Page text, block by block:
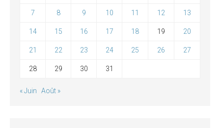
7 8 9 10 11 12 13
14 15 16 17 18 19 20
21 22 23 24 25 26 27
28 29 30 31
« Juin Août »